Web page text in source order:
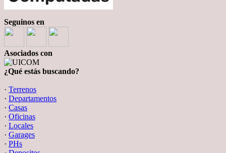
Seguinos en
Asociados con
¿Qué estás buscando?
· Terrenos
· Departamentos
· Casas
· Oficinas
· Locales
· Garages
· PHs